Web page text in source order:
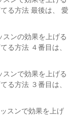
る方法 最後は、 愛
スンの効果を上げる
る方法 ４番目は、
スンで効果を上げる
る方法 ３番目は、
スンで効果を上げ